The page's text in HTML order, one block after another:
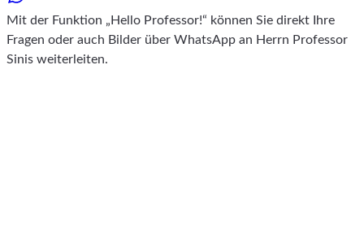
Mit der Funktion „Hello Professor!“ können Sie direkt Ihre
Fragen oder auch Bilder über WhatsApp an Herrn Professor
Sinis weiterleiten.